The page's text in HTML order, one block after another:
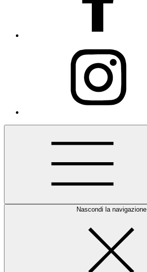
Nascondi la navigazione